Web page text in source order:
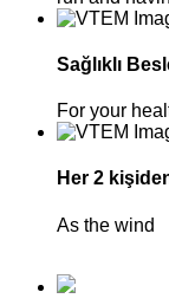
Sağlıklı
For your
Her 2
As the wind